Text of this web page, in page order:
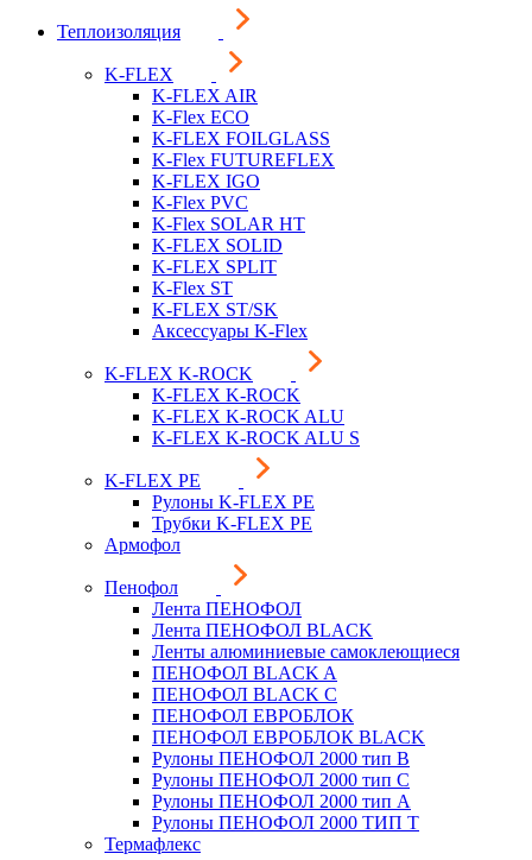
Теплоизоляция
K-FLEX
K-FLEX AIR
K-Flex ECO
K-FLEX FOILGLASS
K-Flex FUTUREFLEX
K-FLEX IGO
K-Flex PVC
K-Flex SOLAR HT
K-FLEX SOLID
K-FLEX SPLIT
K-Flex ST
K-FLEX ST/SK
Аксессуары K-Flex
K-FLEX K-ROCK
K-FLEX K-ROCK
K-FLEX K-ROCK ALU
K-FLEX K-ROCK ALU S
K-FLEX PE
Рулоны K-FLEX PE
Трубки K-FLEX PE
Армофол
Пенофол
Лента ПЕНОФОЛ
Лента ПЕНОФОЛ BLACK
Ленты алюминиевые самоклеющиеся
ПЕНОФОЛ BLACK A
ПЕНОФОЛ BLACK С
ПЕНОФОЛ ЕВРОБЛОК
ПЕНОФОЛ ЕВРОБЛОК BLACK
Рулоны ПЕНОФОЛ 2000 тип B
Рулоны ПЕНОФОЛ 2000 тип C
Рулоны ПЕНОФОЛ 2000 тип А
Рулоны ПЕНОФОЛ 2000 ТИП Т
Термафлекс